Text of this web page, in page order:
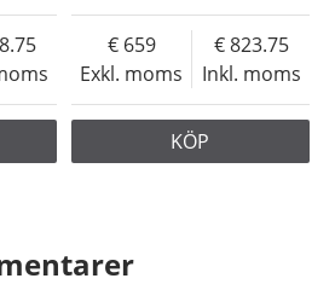
Exkl. moms
659
Inkl. moms
823.75
KÖP